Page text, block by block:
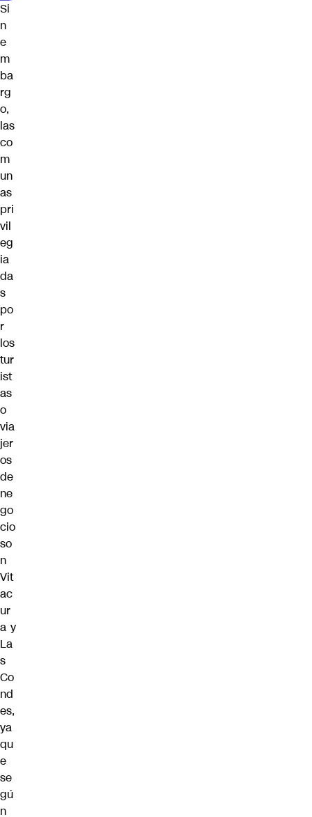
Si
n
e
m
ba
rg
o,
las
co
m
un
as
pri
vil
eg
ia
da
s
po
r
los
tur
ist
as
o
via
jer
os
de
ne
go
cio
so
n
Vit
ac
ur
a y
La
s
Co
nd
es,
ya
qu
e
se
gú
n